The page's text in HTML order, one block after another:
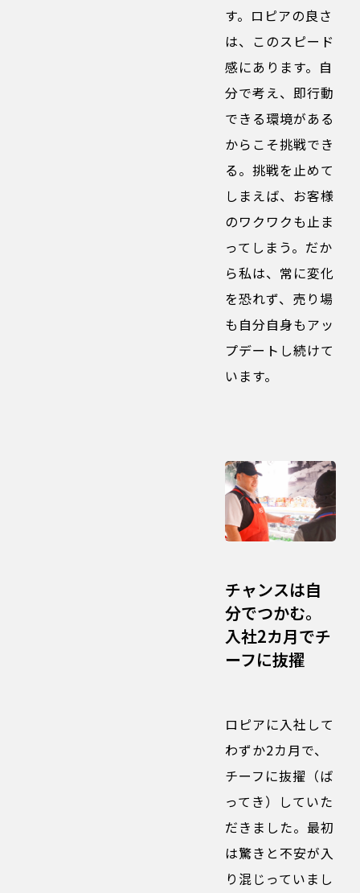
す。ロピアの良さ
は、このスピード
感にあります。自
分で考え、即行動
できる環境がある
からこそ挑戦でき
る。挑戦を止めて
しまえば、お客様
のワクワクも止ま
ってしまう。だか
ら私は、常に変化
を恐れず、売り場
も自分自身もアッ
プデートし続けて
います。
チャンスは自
分でつかむ。
入社2カ月でチ
ーフに抜擢
ロピアに入社して
わずか2カ月で、
チーフに抜擢（ば
ってき）していた
だきました。最初
は驚きと不安が入
り混じっていまし